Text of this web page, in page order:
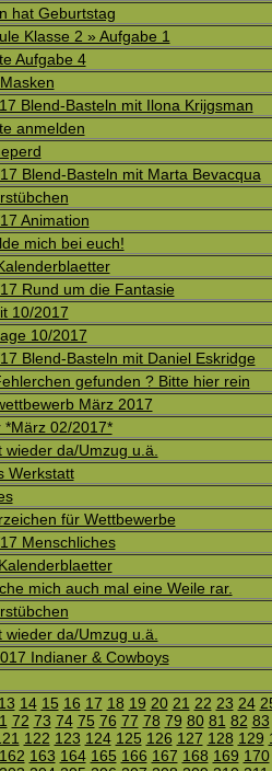
hat Geburtstag
Klasse 2 » Aufgabe 1
Aufgabe 4
Blend-Basteln mit Ilona Krijgsman
anmelden
Blend-Basteln mit Marta Bevacqua
Animation
mich bei euch!
Rund um die Fantasie
10/2017
10/2017
Blend-Basteln mit Daniel Eskridge
gefunden ? Bitte hier rein
März 2017
*März 02/2017*
wieder da/Umzug u.ä.
Werkstatt
für Wettbewerbe
Menschliches
mich auch mal eine Weile rar.
wieder da/Umzug u.ä.
Indianer & Cowboys
13 14 15 16 17 18 19 20 21 22 23 24
72 73 74 75 76 77 78 79 80 81 82 83
122 123 124 125 126 127 128 129
162 163 164 165 166 167 168 169 170